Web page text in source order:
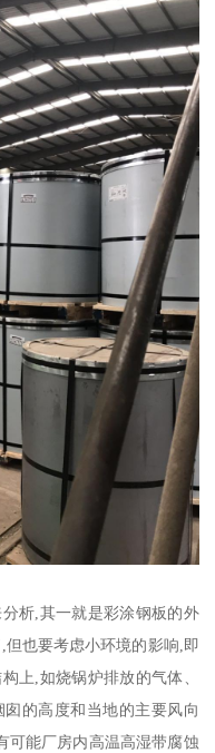
析,其一就是彩涂钢板的外
也要考虑小环境的影响,即
上,如烧锅炉排放的气体、
的高度和当地的主要风向
可能厂房内高温高湿带腐蚀